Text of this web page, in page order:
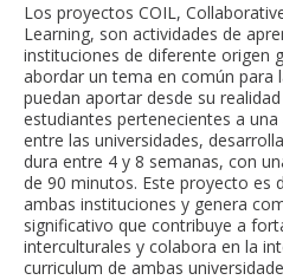
Los proyectos COIL,
Learning, son actividades de
instituciones de diferente origen
abordar un tema en común para
puedan aportar desde su
estudiantes pertenecientes a
entre las universidades,
dura entre 4 y 8 semanas, con
de 90 minutos. Este proyecto es
ambas instituciones y genera
significativo que contribuye a
interculturales y colabora en la
curriculum de ambas